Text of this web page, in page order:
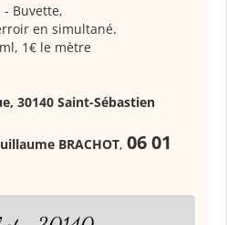
- Buvette,
en simultané.
1€ le mètre
30140 Saint-Sébastien
BRACHOT, 06 01